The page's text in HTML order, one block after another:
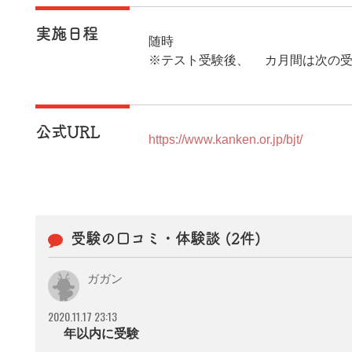
実施日程
随時
※テスト受験後、3カ月間は次の
公式URL https://www.kanken.or.jp/bjt/
受験の口コミ・体験談 (2件)
ガガン
2020.11.17 23:13
1年以内に受験